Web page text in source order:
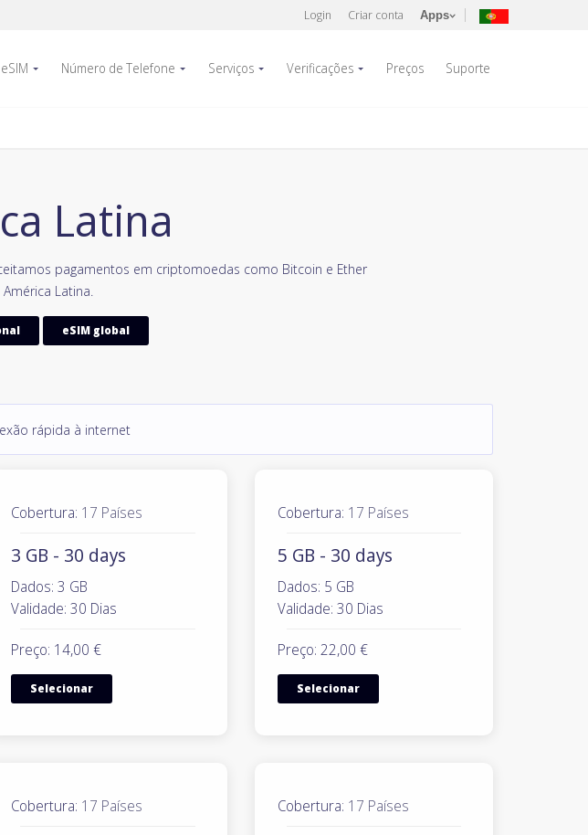
Login Criar conta Apps
eSIM Número de Telefone Serviços Verificações Preços Suporte
Latina
pagamentos em criptomoedas como Bitcoin e Ether
Latina.
eSIM global
rápida à internet
Cobertura: 17 Países
3 GB - 30 days
Dados: 3 GB
Validade: 30 Dias
Preço: 14,00 €
Selecionar
Cobertura: 17 Países
5 GB - 30 days
Dados: 5 GB
Validade: 30 Dias
Preço: 22,00 €
Selecionar
Cobertura: 17 Países Cobertura: 17 Países